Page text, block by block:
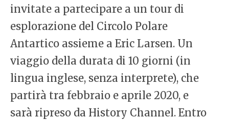
invitate a partecipare a un tour di
esplorazione del Circolo Polare
Antartico assieme a Eric Larsen. Un
viaggio della durata di 10 giorni (in
lingua inglese, senza interprete), che
partirà tra febbraio e aprile 2020, e
sarà ripreso da History Channel. Entro